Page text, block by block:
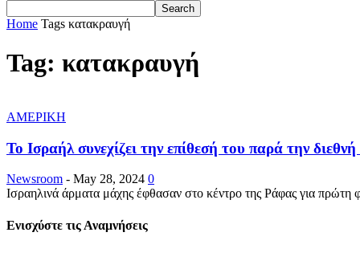
Home Tags κατακραυγή
Tag: κατακραυγή
ΑΜΕΡΙΚΗ
Το Ισραήλ συνεχίζει την επίθεσή του παρά την
Newsroom - May 28, 2024 0
Ισραηλινά άρματα μάχης έφθασαν στο κέντρο της Ράφας για πρώτη
Ενισχύστε τις Αναμνήσεις